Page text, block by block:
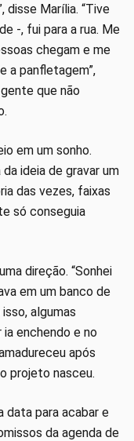
disse Marília. “Tive
-, fui para a rua. Me
chegam e me
a panfletagem”,
que não
em um sonho.
ideia de gravar um
das vezes, faixas
só conseguia
direção. “Sonhei
em um banco de
algumas
enchendo e no
após
projeto nasceu.
data para acabar e
da agenda de